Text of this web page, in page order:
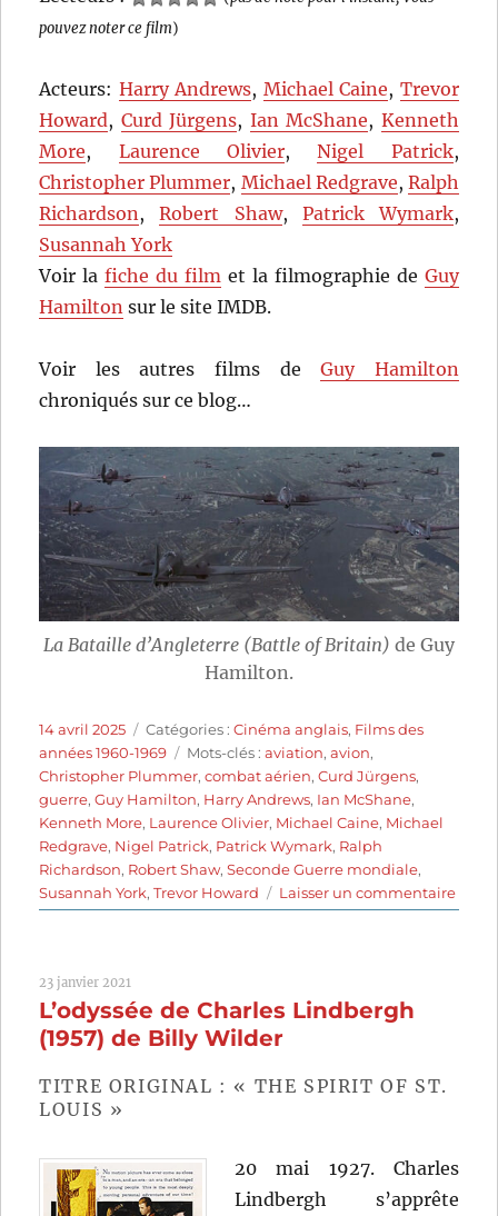
pouvez noter ce film)
Acteurs: Harry Andrews, Michael Caine, Trevor
Howard, Curd Jürgens, Ian McShane, Kenneth
More, Laurence Olivier,Nigel Patrick,
Christopher Plummer, Michael Redgrave, Ralph
Richardson,Robert Shaw, Patrick Wymark,
Susannah York
Voir lafiche du film et la filmographie de Guy
Hamilton sur le site IMDB.
Voir les autres films deGuy Hamilton
chroniqués sur ce blog…
La Bataille d’Angleterre (Battle of Britain) de Guy
Hamilton.
Publié
le
14 avril 2025 Catégories
Catégories :Cinéma anglais, Films des
années 1960-1969
Étiquettes
Mots-clés :aviation,avion,
Christopher Plummer,combat aérien,Curd Jürgens,
guerre,Guy Hamilton, Harry Andrews, Ian McShane,
Kenneth More, Laurence Olivier, Michael Caine, Michael
Redgrave, Nigel Patrick, Patrick Wymark, Ralph
Richardson, Robert Shaw,Seconde Guerre mondiale,
Susannah York,Trevor Howard Laisser un commentairesur
La
23 janvier 2021
L’odyssée de Charles Lindbergh
(1957) de Billy Wilder
TITRE ORIGINAL : « THE SPIRIT OF ST.
LOUIS »
20 mai 1927. Charles
Lindbergh s’apprête